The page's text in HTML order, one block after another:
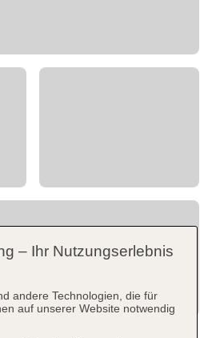
– Ihr Nutzungserlebnis
andere Technologien, die für
auf unserer Website notwendig